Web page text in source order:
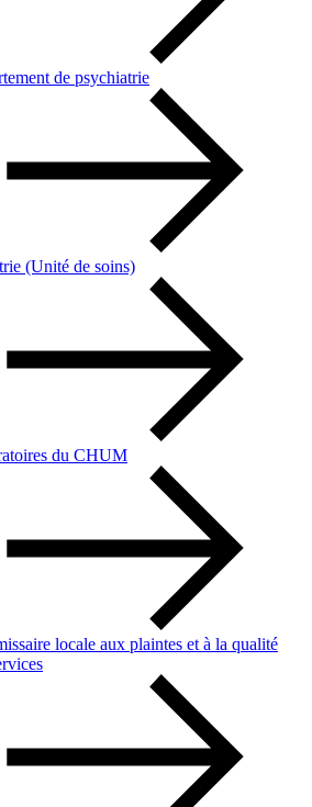
de psychiatrie
(Unité de soins)
du CHUM
locale aux plaintes et à la qualité